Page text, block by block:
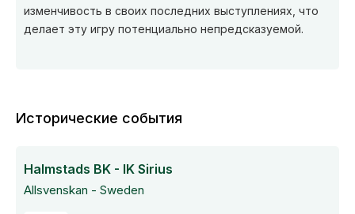
изменчивость в своих последних выступлениях, что
делает эту игру потенциально непредсказуемой.
Исторические события
Halmstads BK - IK Sirius
Allsvenskan - Sweden